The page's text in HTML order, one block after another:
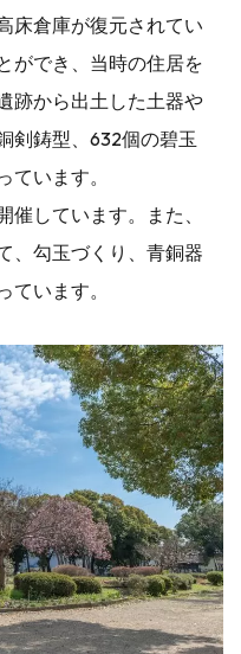
床倉庫が復元されてい
ができ、当時の住居を
跡から出土した土器や
剣鋳型、632個の碧玉
ています。
しています。また、
、勾玉づくり、青銅器
います。